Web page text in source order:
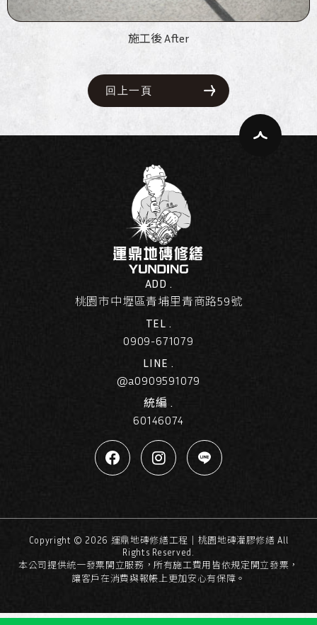
施工後 After
回上一頁
ADD .
桃園市中壢區青埔里青商路59號
TEL .
0909-671079
LINE .
@a0909591079
統編 .
60146074
Copyright © 2026 運鼎地磚修繕工程｜桃園地磚灌膠修繕 All
Rights Reserved.
本公司提供統一發票開立服務，所有施工費用皆依規定開立發票，
讓客戶在消費與報帳上更加安心有保障。